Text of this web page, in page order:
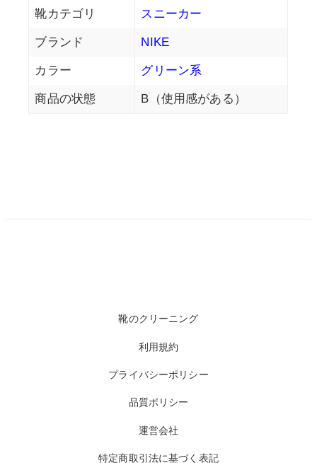
靴カテゴリ スニーカー
ブランド NIKE
カラー グリーン系
商品の状態 B（使用感がある）
靴のクリーニング
利用規約
プライバシーポリシー
品質ポリシー
運営会社
特定商取引法に基づく表記